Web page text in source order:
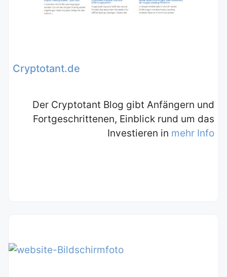
Cryptotant.de
Der Cryptotant Blog gibt Anfängern und
Fortgeschrittenen, Einblick rund um das
Investieren in mehr Info